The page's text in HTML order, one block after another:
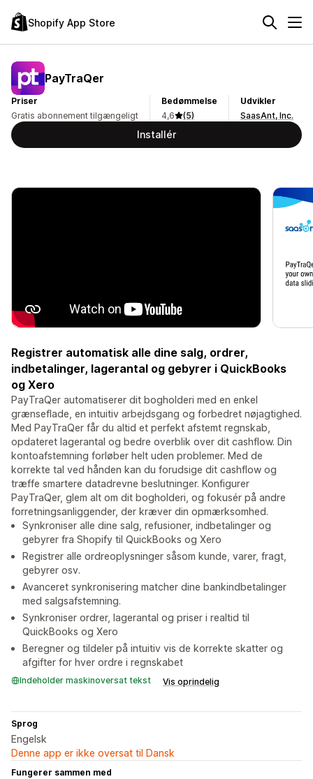
Shopify App Store
PayTraQer
Priser
Gratis abonnement tilgængeligt
Bedømmelse
4,6
(5)
Udvikler
SaasAnt, Inc.
Installér
Registrer automatisk alle dine salg, ordrer,
indbetalinger, lagerantal og gebyrer i QuickBooks
og Xero
PayTraQer automatiserer dit bogholderi med en enkel
grænseflade, en intuitiv arbejdsgang og forbedret nøjagtighed.
Med PayTraQer får du altid et perfekt afstemt regnskab,
opdateret lagerantal og bedre overblik over dit cashflow. Din
kontoafstemning forløber helt uden problemer. Med de
korrekte tal ved hånden kan du forudsige dit cashflow og
træffe smartere datadrevne beslutninger. Konfigurer
PayTraQer, glem alt om dit bogholderi, og fokusér på andre
forretningsanliggender, der kræver din opmærksomhed.
Synkroniser alle dine salg, refusioner, indbetalinger og
gebyrer fra Shopify til QuickBooks og Xero
Registrer alle ordreoplysninger såsom kunde, varer, fragt,
gebyrer osv.
Avanceret synkronisering matcher dine bankindbetalinger
med salgsafstemning.
Synkroniser ordrer, lagerantal og priser i realtid til
QuickBooks og Xero
Beregner og tildeler på intuitiv vis de korrekte skatter og
afgifter for hver ordre i regnskabet
Indeholder maskinoversat tekst Vis oprindelig
Sprog
Engelsk
Denne app er ikke oversat til Dansk
Fungerer sammen med